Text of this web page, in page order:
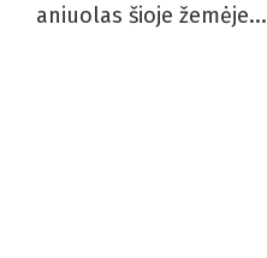
aniuolas šioje žemėje...